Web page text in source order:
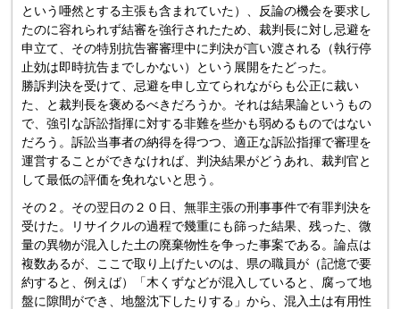
という唖然とする主張も含まれていた）、反論の機会を要求し
たのに容れられず結審を強行されたため、裁判長に対し忌避を
申立て、その特別抗告審審理中に判決が言い渡される（執行停
止効は即時抗告までしかない）という展開をたどった。
勝訴判決を受けて、忌避を申し立てられながらも公正に裁い
た、と裁判長を褒めるべきだろうか。それは結果論というもの
で、強引な訴訟指揮に対する非難を些かも弱めるものではない
だろう。訴訟当事者の納得を得つつ、適正な訴訟指揮で審理を
運営することができなければ、判決結果がどうあれ、裁判官と
して最低の評価を免れないと思う。
その２。その翌日の２０日、無罪主張の刑事事件で有罪判決を
受けた。リサイクルの過程で幾重にも篩った結果、残った、微
量の異物が混入した土の廃棄物性を争った事案である。論点は
複数あるが、ここで取り上げたいのは、県の職員が（記憶で要
約すると、例えば）「木くずなどが混入していると、腐って地
盤に隙間ができ、地盤沈下したりする」から、混入土は有用性